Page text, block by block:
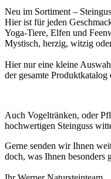
Neu im Sortiment –
Hier ist für jeden
Yoga-Tiere, Elfen und
Mystisch, herzig, witzig
Hier nur eine kleine
der gesamte
Auch Vogeltränken, oder
hochwertigen Steinguss
Gerne senden wir Ihnen
doch, was Ihnen besonders